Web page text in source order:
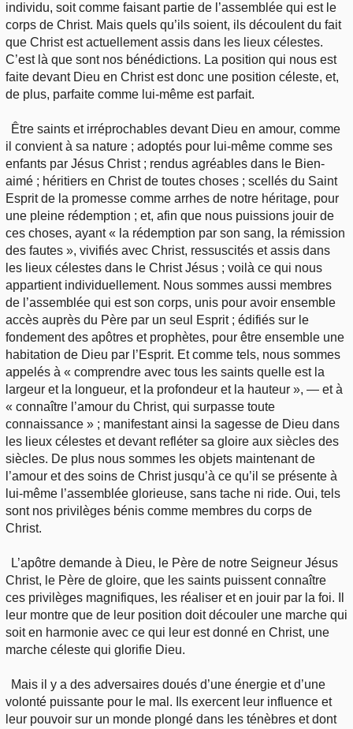
individu, soit comme faisant partie de l’assemblée qui est le
corps de Christ. Mais quels qu’ils soient, ils découlent du fait
que Christ est actuellement assis dans les lieux célestes.
C’est là que sont nos bénédictions. La position qui nous est
faite devant Dieu en Christ est donc une position céleste, et,
de plus, parfaite comme lui-même est parfait.
Être saints et irréprochables devant Dieu en amour, comme
il convient à sa nature ; adoptés pour lui-même comme ses
enfants par Jésus Christ ; rendus agréables dans le Bien-
aimé ; héritiers en Christ de toutes choses ; scellés du Saint
Esprit de la promesse comme arrhes de notre héritage, pour
une pleine rédemption ; et, afin que nous puissions jouir de
ces choses, ayant « la rédemption par son sang, la rémission
des fautes », vivifiés avec Christ, ressuscités et assis dans
les lieux célestes dans le Christ Jésus ; voilà ce qui nous
appartient individuellement. Nous sommes aussi membres
de l’assemblée qui est son corps, unis pour avoir ensemble
accès auprès du Père par un seul Esprit ; édifiés sur le
fondement des apôtres et prophètes, pour être ensemble une
habitation de Dieu par l’Esprit. Et comme tels, nous sommes
appelés à « comprendre avec tous les saints quelle est la
largeur et la longueur, et la profondeur et la hauteur », — et à
« connaître l’amour du Christ, qui surpasse toute
connaissance » ; manifestant ainsi la sagesse de Dieu dans
les lieux célestes et devant refléter sa gloire aux siècles des
siècles. De plus nous sommes les objets maintenant de
l’amour et des soins de Christ jusqu’à ce qu’il se présente à
lui-même l’assemblée glorieuse, sans tache ni ride. Oui, tels
sont nos privilèges bénis comme membres du corps de
Christ.
L’apôtre demande à Dieu, le Père de notre Seigneur Jésus
Christ, le Père de gloire, que les saints puissent connaître
ces privilèges magnifiques, les réaliser et en jouir par la foi. Il
leur montre que de leur position doit découler une marche qui
soit en harmonie avec ce qui leur est donné en Christ, une
marche céleste qui glorifie Dieu.
Mais il y a des adversaires doués d’une énergie et d’une
volonté puissante pour le mal. Ils exercent leur influence et
leur pouvoir sur un monde plongé dans les ténèbres et dont